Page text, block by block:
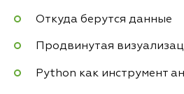
Откуда берутся данные
Продвинутая
Python как инструмент